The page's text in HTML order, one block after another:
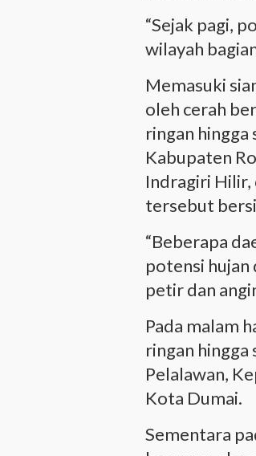
“Sejak pagi,
wilayah
Memasuki
oleh cerah
ringan
Kabupaten
Indragiri Hilir,
tersebut
“Beberapa
potensi hujan
petir dan
Pada malam
ringan hingga
Pelalawan,
Kota Dumai.
Sementara